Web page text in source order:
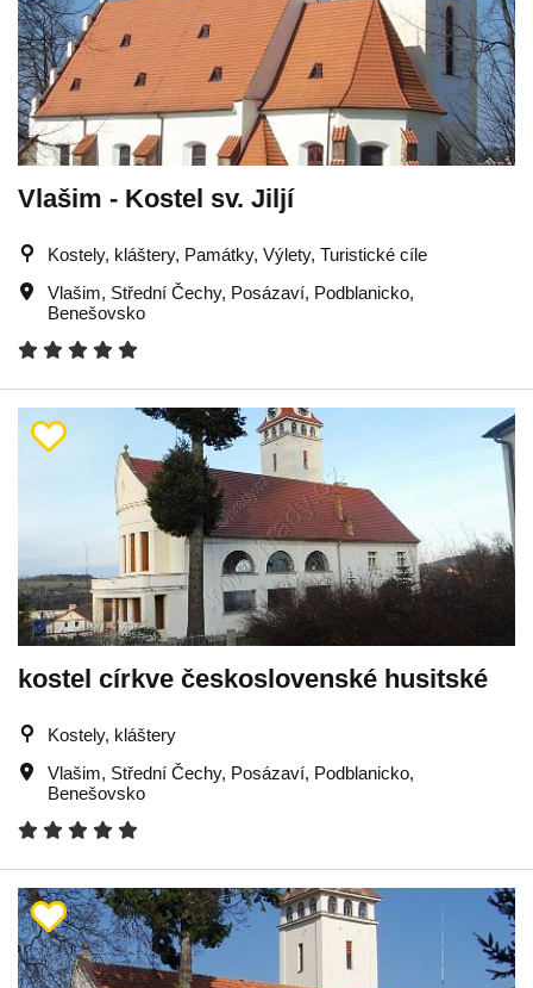
Vlašim - Kostel sv. Jiljí
Kostely, kláštery, Památky, Výlety, Turistické cíle
Vlašim, Střední Čechy, Posázaví, Podblanicko,
Benešovsko
kostel církve československé husitské
Kostely, kláštery
Vlašim, Střední Čechy, Posázaví, Podblanicko,
Benešovsko